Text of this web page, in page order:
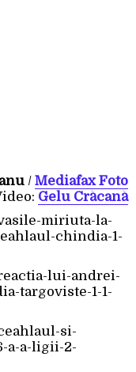
/ Mediafax Foto
Gelu Crăcană
miriuta-la-
chindia-1-
lui-andrei-
targoviste-1-1-
si-
a-a-ligii-2-